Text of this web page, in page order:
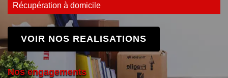
Récupération à domicile
VOIR NOS REALISATIONS
Nos engagements